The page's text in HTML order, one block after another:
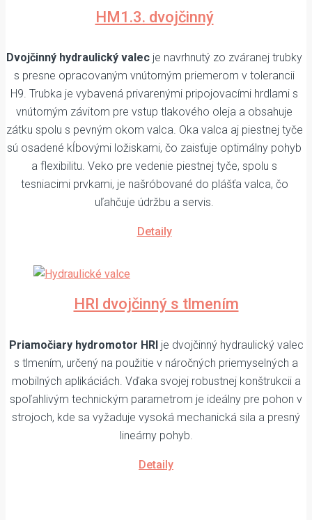
HM1.3. dvojčinný
Dvojčinný hydraulický valec je navrhnutý zo zváranej trubky
s presne opracovaným vnútorným priemerom v tolerancii
H9. Trubka je vybavená privarenými pripojovacími hrdlami s
vnútorným závitom pre vstup tlakového oleja a obsahuje
zátku spolu s pevným okom valca. Oka valca aj piestnej tyče
sú osadené kĺbovými ložiskami, čo zaisťuje optimálny pohyb
a flexibilitu. Veko pre vedenie piestnej tyče, spolu s
tesniacimi prvkami, je našróbované do plášťa valca, čo
uľahčuje údržbu a servis.
Detaily
HRI dvojčinný s tlmením
Priamočiary hydromotor HRIje dvojčinný hydraulický valec
s tlmením, určený na použitie v náročných priemyselných a
mobilných aplikáciách. Vďaka svojej robustnej konštrukcii a
spoľahlivým technickým parametrom je ideálny pre pohon v
strojoch, kde sa vyžaduje vysoká mechanická sila a presný
lineárny pohyb.
Detaily